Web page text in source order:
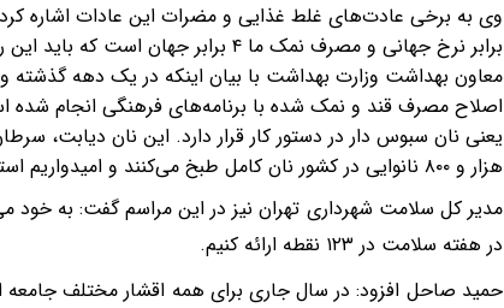
وی به برخی عادت‌های غلط غذایی و مضرات این عادات اشاره
برابر نرخ جهانی و مصرف نمک ما ۴ برابر جهان است که باید این روند اصلاح شود.
معاون بهداشت وزارت بهداشت با بیان اینکه در یک دهه گذشته
اصلاح مصرف قند و نمک شده با برنامه‌های فرهنگی انجام شده
یعنی نان سبوس دار در دستور کار قرار دارد. این نان دیابت،
هزار و ۸۰۰ نانوایی در کشور نان کامل طبخ می‌کنند و امیدواریم استفاده از این نان ترویج بیشتری پیدا کند.
مدیر کل سلامت شهرداری تهران نیز در این مراسم گفت: به خود
در هفته سلامت در ۱۲۳ نقطه ارائه کنیم.
حمید صاحل افزود: در سال جاری برای همه اقشار مختلف